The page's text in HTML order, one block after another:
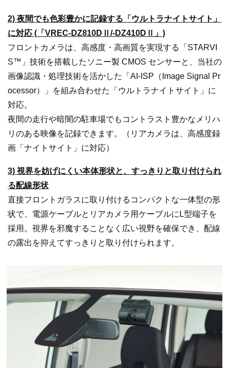
2) 夜間でも色彩豊かに記録する「ウルトラナイトサイト」
に対応 (「VREC-DZ810DⅡ/-DZ410DⅡ」)
フロントカメラは、高感度・高画質を実現する「STARVI
S™」技術を搭載したソニー製 CMOS センサーと、当社の
画像認識・処理技術を活かした「AI-ISP（Image Signal Pr
ocessor）」を組み合わせた「ウルトラナイトサイト」に
対応。
夜間の走行や暗闇の駐車場でもコントラスト豊かなメリハ
リのある映像を記録できます。（リアカメラは、高感度録
画「ナイトサイト」に対応）
3) 視界を妨げにくい本体形状と、すっきりと取り付けられ
る配線形状
直接フロントガラスに取り付けるコンパクトな一体型の形
状で、電源ケーブルとリアカメラ用ケーブルにL型端子を
採用。視界を邪魔することなく広い視野を確保でき、配線
の露出を抑えてすっきりと取り付けられます。